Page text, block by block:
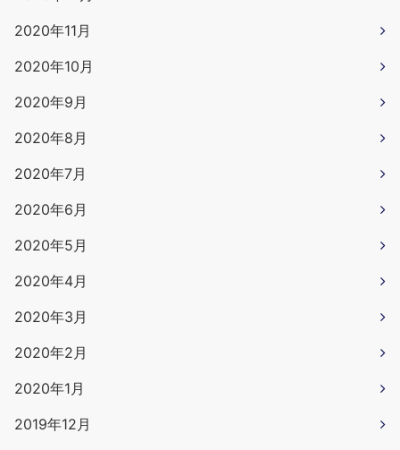
2020年11月
2020年10月
2020年9月
2020年8月
2020年7月
2020年6月
2020年5月
2020年4月
2020年3月
2020年2月
2020年1月
2019年12月